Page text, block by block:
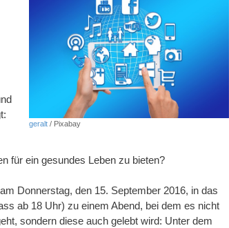
geralt / Pixabay
für ein gesundes Leben zu bieten?
Donnerstag, den 15. September 2016, in das
ab 18 Uhr) zu einem Abend, bei dem es nicht
sondern diese auch gelebt wird: Unter dem